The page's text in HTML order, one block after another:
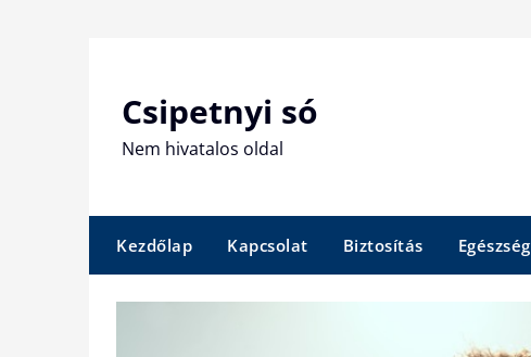
Csipetnyi só
Nem hivatalos oldal
Kezdőlap Kapcsolat Biztosítás Egészség